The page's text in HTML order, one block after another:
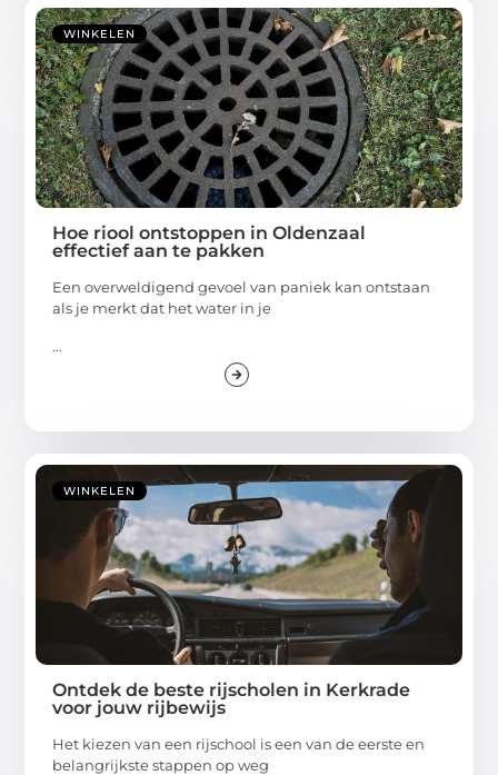
WINKELEN
Hoe riool ontstoppen in Oldenzaal
effectief aan te pakken
Een overweldigend gevoel van paniek kan ontstaan
als je merkt dat het water in je
...
WINKELEN
Ontdek de beste rijscholen in Kerkrade
voor jouw rijbewijs
Het kiezen van een rijschool is een van de eerste en
belangrijkste stappen op weg